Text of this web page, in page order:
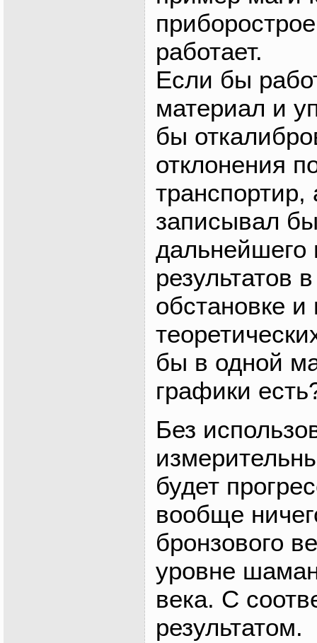
работает.
Если бы
материал и
бы
отклонения
записывал
дальнейшего
результатов
обстановке
бы в одной
графики
Без
будет
вообще
бронзового
уровне
века. С
результатом.